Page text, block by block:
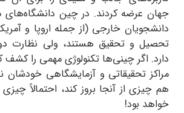
جهان عرضه کردند. در چین دانشگاه‌های
دانشجویان خارجی (از جمله اروپا و
تحصیل و تحقیق هستند، ولی نظارت
دارد. اگر چینی‌ها تکنولوژی مهمی را کشف
مراکز تحقیقاتی و آزمایشگاهی خودشان
هم چیزی از آنجا بروز کند، احتمالاً
خواهد بود!